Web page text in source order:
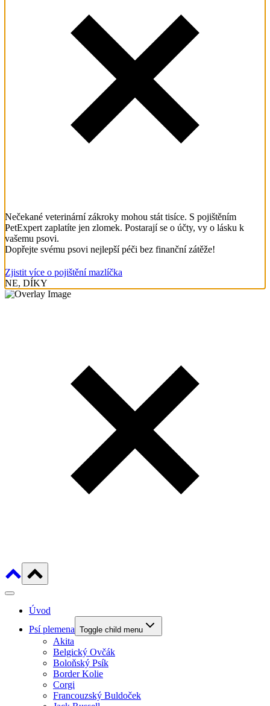
Nečekané veterinární zákroky mohou stát tisíce. S pojištěním
PetExpert zaplatíte jen zlomek. Postarají se o účty, vy o lásku k
vašemu psovi.
Dopřejte svému psovi nejlepší péči bez finanční zátěže!
Zjistit více o pojištění mazlíčka
NE, DÍKY
Úvod
Psí plemena Toggle child menu
Akita
Belgický Ovčák
Boloňský Psík
Border Kolie
Corgi
Francouzský Buldoček